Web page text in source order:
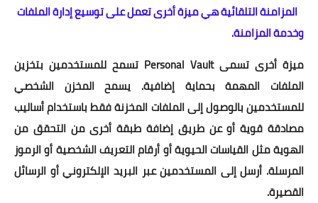
المزامنة التلقائية هي ميزة أخرى تعمل على توسيع إدارة الملفات
وخدمة المزامنة.
ميزة أخرى تسمى Personal Vault تسمح للمستخدمين بتخزين
الملفات المهمة بحماية إضافية. يسمح المخزن الشخصي
للمستخدمين بالوصول إلى الملفات المخزنة فقط باستخدام أساليب
مصادقة قوية أو عن طريق إضافة طبقة أخرى من التحقق من
الهوية مثل القياسات الحيوية أو أرقام التعريف الشخصية أو الرموز
المرسلة. أرسل إلى المستخدمين عبر البريد الإلكتروني أو الرسائل
القصيرة.